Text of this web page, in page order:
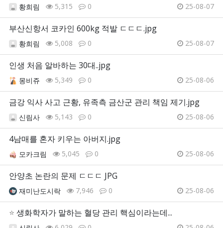
황희림 5,315 0 25-08-07
부산신항서 코카인 600kg 적발 ㄷㄷㄷ.jpg
황희림 5,008 0 25-08-07
인생 처음 알바하는 30대..jpg
몽비쥬 5,349 0 25-08-06
금강 익사 사고 근황, 유족측 금산군 관리 책임 제기.jpg
신림사 5,143 0 25-08-06
4남매를 혼자 키우는 아버지.jpg
모카크림 5,045 0 25-08-06
안양초 논란의 문제 ㄷㄷㄷ JPG
재미난도시락 7,946 0 25-08-06
⭐ 생화학자가 말하는 혈당 관리 핵심이라는데...